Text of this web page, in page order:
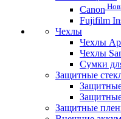
Canon
Fujifilm
Чехлы
Чехлы
Чехлы
Сумки
Защитные
Защитные
Защитные